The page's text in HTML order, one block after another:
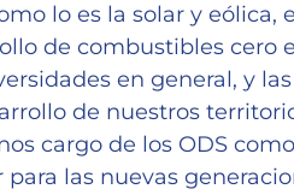
lo es la solar y eólica,
de combustibles cero
en general, y
de nuestros
cargo de los ODS
las nuevas